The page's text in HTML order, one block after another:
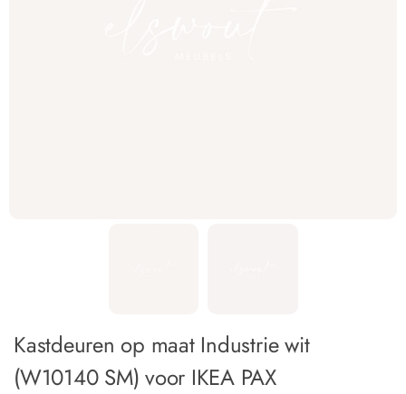
Kastdeuren op maat Industrie wit
(W10140 SM) voor IKEA PAX